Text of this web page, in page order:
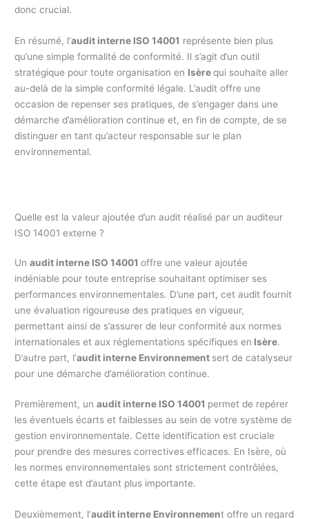
donc crucial.
En résumé, l’audit interne ISO 14001 représente bien plus
qu’une simple formalité de conformité. Il s’agit d’un outil
stratégique pour toute organisation en Isèrequi souhaite aller
au-delà de la simple conformité légale. L’audit offre une
occasion de repenser ses pratiques, de s’engager dans une
démarche d’amélioration continue et, en fin de compte, de se
distinguer en tant qu’acteur responsable sur le plan
environnemental.
Quelle est la valeur ajoutée d’un audit réalisé par un auditeur
ISO 14001 externe ?
Unaudit interne ISO 14001offre une valeur ajoutée
indéniable pour toute entreprise souhaitant optimiser ses
performances environnementales. D’une part, cet audit fournit
une évaluation rigoureuse des pratiques en vigueur,
permettant ainsi de s’assurer de leur conformité aux normes
internationales et aux réglementations spécifiques en Isère.
D’autre part, l’audit interne Environnement sert de catalyseur
pour une démarche d’amélioration continue.
Premièrement, unaudit interne ISO 14001 permet de repérer
les éventuels écarts et faiblesses au sein de votre système de
gestion environnementale. Cette identification est cruciale
pour prendre des mesures correctives efficaces. En Isère, où
les normes environnementales sont strictement contrôlées,
cette étape est d’autant plus importante.
Deuxièmement, l’audit interne Environnement offre un regard